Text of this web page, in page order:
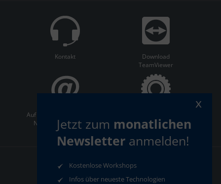
Kontakt
Download
TeamViewer
Auf dem Laufenden bleiben:
Newsletter abonnieren
AGB
Datenschutz
Impressum
Compliance
Jetzt zum monatlichen
Newsletter anmelden!
Kostenlose Workshops
Infos über neueste Technologien
x